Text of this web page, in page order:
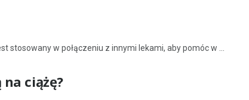
stosowany w połączeniu z innymi lekami, aby pomóc w ...
ciążę?